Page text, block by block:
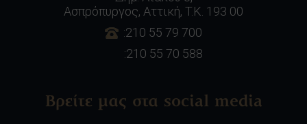
Ασπρόπυργος, Αττική, Τ.Κ. 193 00
:210 55 79 700
:210 55 70 588
Βρείτε μας στα social media